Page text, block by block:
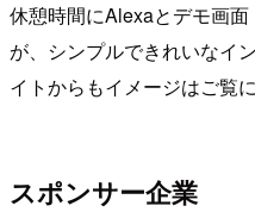
休憩時間にAlexaとデモ画
が、シンプルできれいなイ
イトからもイメージはご覧に
スポンサー企業